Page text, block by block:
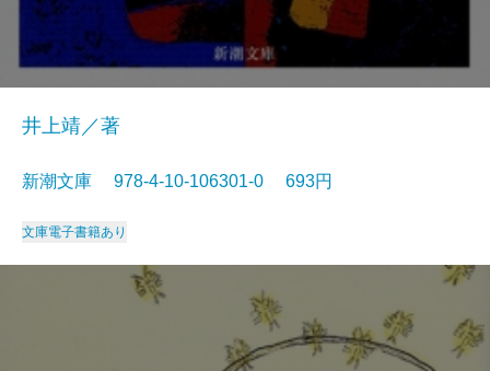
井上靖／著
新潮文庫 978-4-10-106301-0 693円
文庫電子書籍あり